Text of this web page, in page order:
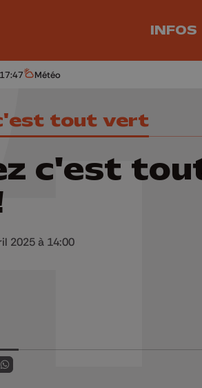
INFOS
Météo
Météo
tout vert
c'est
2025 à 14:00
sur FaceBook
sur LinkedIn
Partagez sur Whatsapp